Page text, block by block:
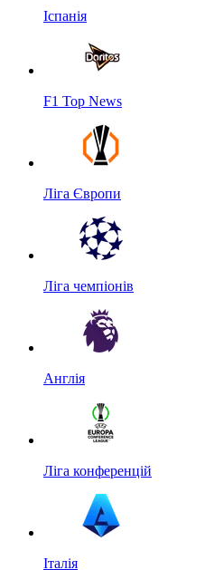
Іспанія
F1 Top News
Ліга Європи
Ліга чемпіонів
Англія
Ліга конференцій
Італія